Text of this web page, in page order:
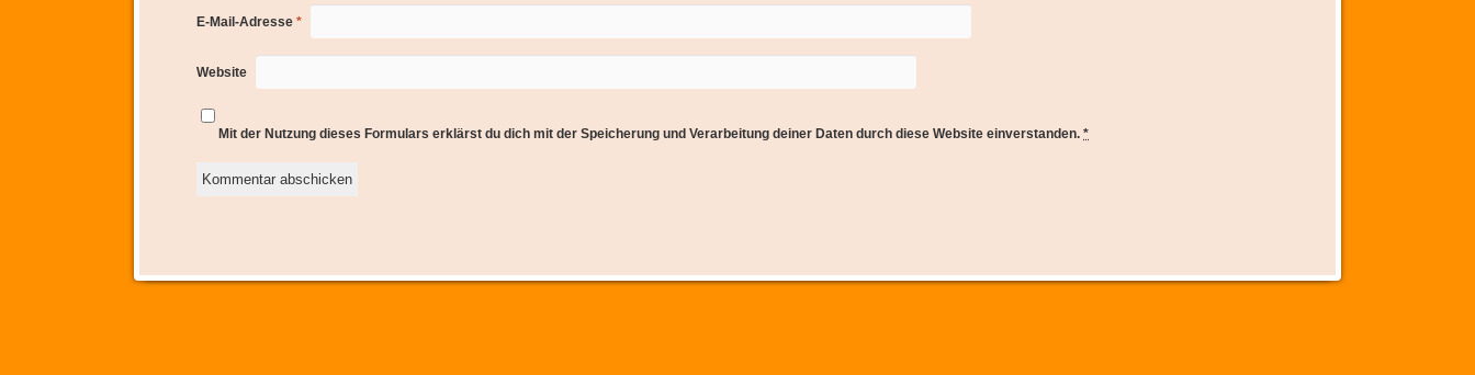
E-Mail-Adresse *
Website
Mit der Nutzung dieses Formulars erklärst du dich mit der Speicherung und Verarbeitung deiner Daten durch diese Website einverstanden. *